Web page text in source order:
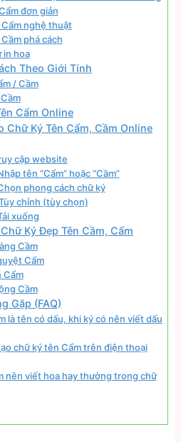
đơn giản
nghệ thuật
phá cách
in hoa
Theo Giới Tính
/ Cầm
Cẩm Online
Chữ Ký Tên Cẩm, Cầm Online
cập website
tên “Cẩm” hoặc “Cầm”
phong cách chữ ký
chỉnh (tùy chọn)
xuống
Ký Đẹp Tên Cầm, Cẩm
Cầm
Cẩm
Cẩm
Cầm
Gặp (FAQ)
là tên có dấu, khi ký có nên viết dấu
chữ ký tên Cẩm trên điện thoại
nên viết hoa hay thường trong chữ